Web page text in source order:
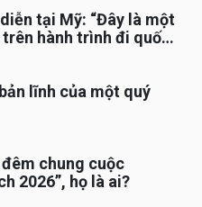
tại Mỹ: “Đây là một
hành trình đi quốc
lĩnh của một quý
chung cuộc
2026”, họ là ai?